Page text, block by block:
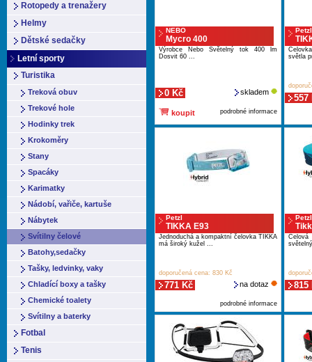
Rotopedy a trenažery
Helmy
Dětské sedačky
Letní sporty
Turistika
Treková obuv
Trekové hole
Hodinky trek
Krokoměry
Stany
Spacáky
Karimatky
Nádobí, vařiče, kartuše
Nábytek
Svítilny čelové
Batohy,sedačky
Tašky, ledvinky, vaky
Chladící boxy a tašky
Chemické toalety
Svítilny a baterky
Fotbal
Tenis
NEBO
Mycro 400
Výrobce Nebo Světelný tok 400 lm
Dosvit 60 ...
0 Kč skladem
koupit podrobné informace
Petzl
světla
557
Petzl
TIKKA E93
Jednoduchá a kompaktní čelovka TIKKA
má široký kužel ...
doporučená cena: 830 Kč
771 Kč na dotaz
podrobné informace
Petzl
815